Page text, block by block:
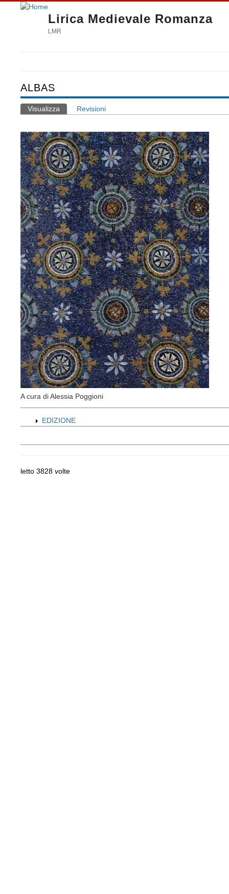
Lirica Medievale Romanza
LMR
ALBAS
Schede primarie
Visualizza (scheda attiva)
Revisioni
A cura di Alessia Poggioni
EDIZIONE
letto 3828 volte